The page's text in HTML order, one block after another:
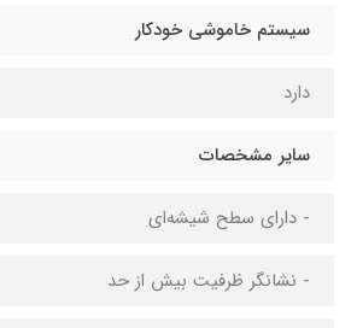
سیستم خاموشی خودکار
دارد
سایر مشخصات
- دارای سطح شیشه‌ای
- نشانگر ظرفیت بیش از حد